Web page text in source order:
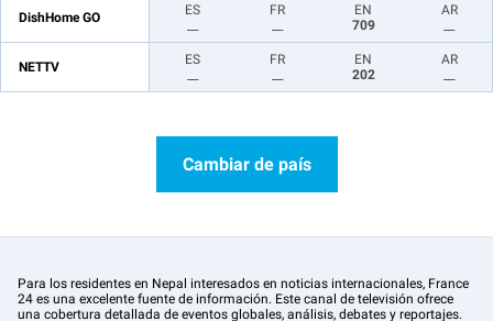
DishHome GO
ES
FR
EN
709
AR
NETTV
ES
FR
EN
202
AR
Cambiar de país
Para los residentes en Nepal interesados en noticias internacionales, France
24 es una excelente fuente de información. Este canal de televisión ofrece
una cobertura detallada de eventos globales, análisis, debates y reportajes.